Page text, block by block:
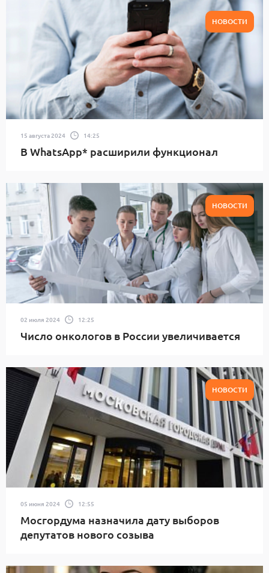
НОВОСТИ
15 августа 2024 14:25
В WhatsApp* расширили функционал
НОВОСТИ
02 июля 2024 12:25
Число онкологов в России увеличивается
НОВОСТИ
05 июня 2024 12:55
Мосгордума назначила дату выборов
депутатов нового созыва